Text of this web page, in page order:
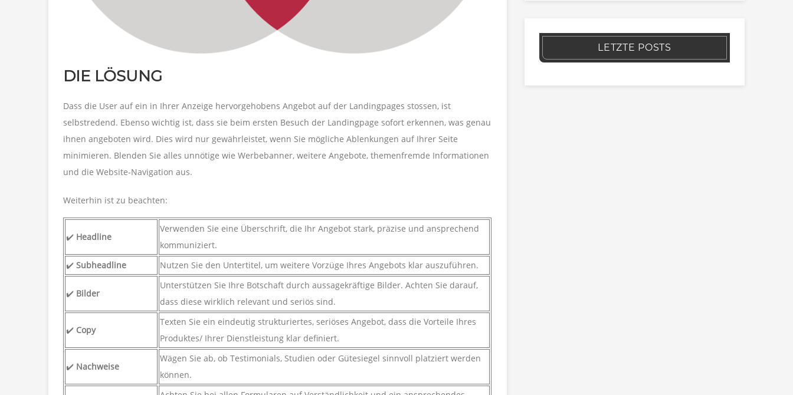
DIE LÖSUNG
Dass die User auf ein in Ihrer Anzeige hervorgehobens Angebot auf der Landingpages stossen, ist
selbstredend. Ebenso wichtig ist, dass sie beim ersten Besuch der Landingpage sofort erkennen, was genau
ihnen angeboten wird. Dies wird nur gewährleistet, wenn Sie mögliche Ablenkungen auf Ihrer Seite
minimieren. Blenden Sie alles unnötige wie Werbebanner, weitere Angebote, themenfremde Informationen
und die Website-Navigation aus.
Weiterhin ist zu beachten:
✔️ Headline
Verwenden Sie eine Überschrift, die Ihr Angebot stark, präzise und ansprechend
kommuniziert.
✔️ Subheadline Nutzen Sie den Untertitel, um weitere Vorzüge Ihres Angebots klar auszuführen.
✔️ Bilder
Unterstützen Sie Ihre Botschaft durch aussagekräftige Bilder. Achten Sie darauf,
dass diese wirklich relevant und seriös sind.
✔️ Copy
Texten Sie ein eindeutig strukturiertes, seriöses Angebot, dass die Vorteile Ihres
Produktes/ Ihrer Dienstleistung klar definiert.
✔️ Nachweise
Wägen Sie ab, ob Testimonials, Studien oder Gütesiegel sinnvoll platziert werden
können.
LETZTE POSTS